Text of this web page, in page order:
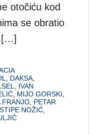
otočiću kod
se obratio
[…]
DAKSA
IVAN
MIJO GORSKI
FRANJO PETAR
STIPE NOŽIĆ